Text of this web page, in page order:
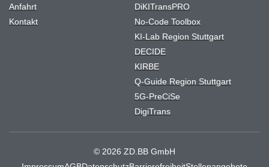
Anfahrt
Kontakt
DiKITransPRO
No-Code Toolbox
KI-Lab Region Stuttgart
DECIDE
KIRBE
Q-Guide Region Stuttgart
5G-PreCiSe
DigiTrans
© 2026 ZD.BB GmbH